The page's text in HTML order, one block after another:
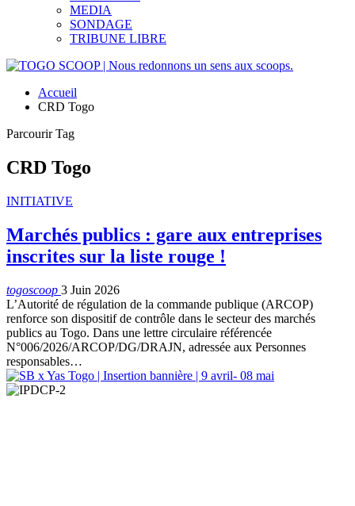
MEDIA
SONDAGE
TRIBUNE LIBRE
Accueil
CRD Togo
Parcourir Tag
CRD Togo
INITIATIVE
Marchés publics : gare aux entreprises
inscrites sur la liste rouge !
togoscoop 3 Juin 2026
L’Autorité de régulation de la commande publique (ARCOP)
renforce son dispositif de contrôle dans le secteur des marchés
publics au Togo. Dans une lettre circulaire référencée
N°006/2026/ARCOP/DG/DRAJN, adressée aux Personnes
responsables…